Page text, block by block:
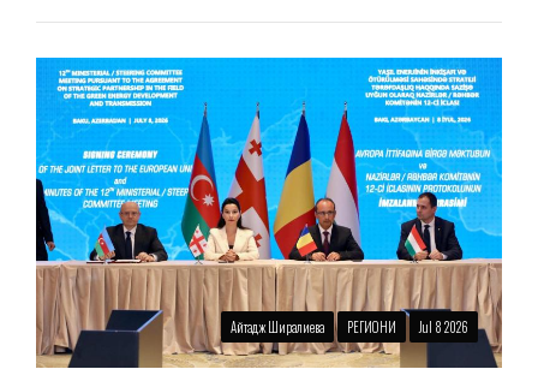
Айтадж Ширалиева РЕГИОНИ Jul 8 2026